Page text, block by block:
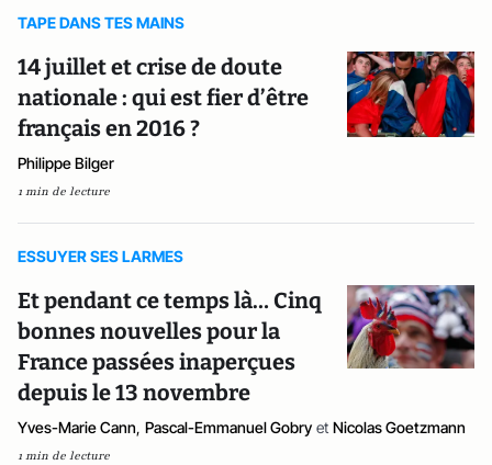
TAPE DANS TES MAINS
14 juillet et crise de doute
nationale : qui est fier d’être
français en 2016 ?
Philippe Bilger
1 min de lecture
ESSUYER SES LARMES
Et pendant ce temps là… Cinq
bonnes nouvelles pour la
France passées inaperçues
depuis le 13 novembre
Yves-Marie Cann, Pascal-Emmanuel Gobry et Nicolas Goetzmann
1 min de lecture